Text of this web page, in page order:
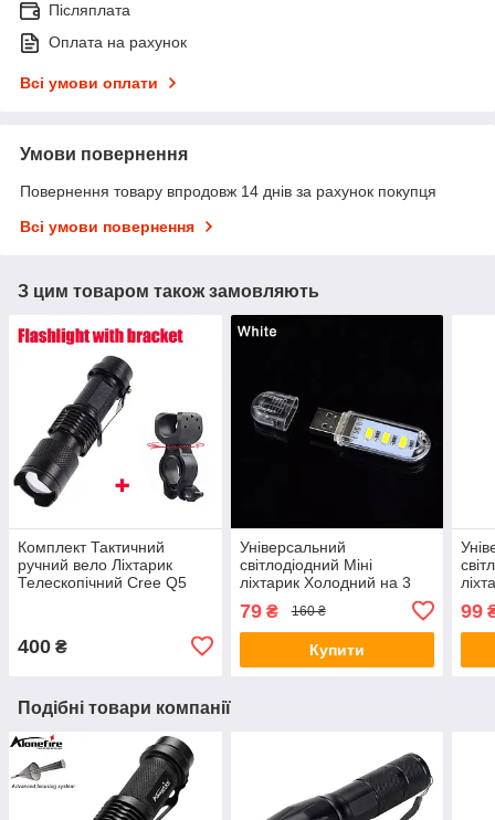
Післяплата
Оплата на рахунок
Всі умови оплати
Умови повернення
Повернення товару впродовж 14 днів за рахунок покупця
Всі умови повернення
З цим товаром також замовляють
Комплект Тактичний
ручний вело Ліхтарик
Телескопічний Cree Q5
400 ₴
Універсальний
світлодіодний Міні
ліхтарик Холодний на 3
світлодіоди, USB лампа,
брелок, LED світильник,
нічник
79₴ 160 ₴
Купити
99
Подібні товари компанії